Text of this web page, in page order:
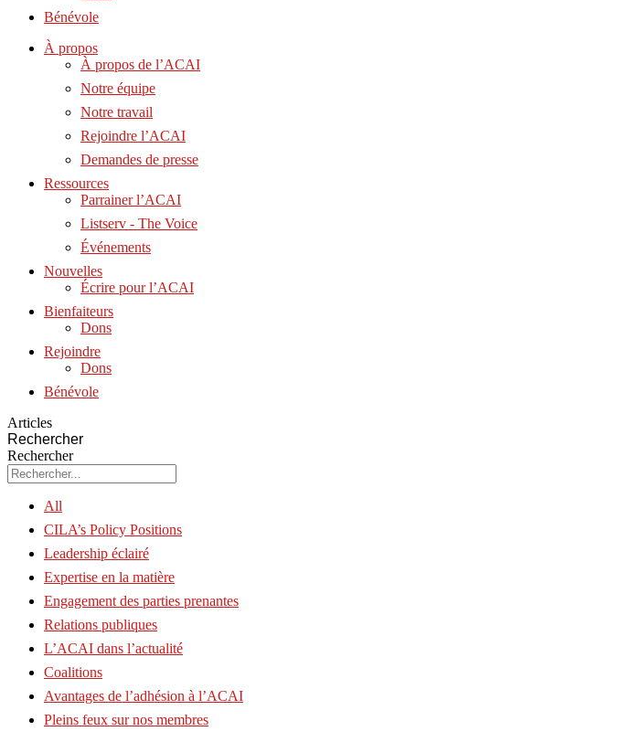
Bénévole
À propos
À propos de l’ACAI
Notre équipe
Notre travail
Rejoindre l’ACAI
Demandes de presse
Ressources
Parrainer l’ACAI
Listserv - The Voice
Événements
Nouvelles
Écrire pour l’ACAI
Bienfaiteurs
Dons
Rejoindre
Dons
Bénévole
Articles
Rechercher
Rechercher
All
CILA’s Policy Positions
Leadership éclairé
Expertise en la matière
Engagement des parties prenantes
Relations publiques
L’ACAI dans l’actualité
Coalitions
Avantages de l’adhésion à l’ACAI
Pleins feux sur nos membres